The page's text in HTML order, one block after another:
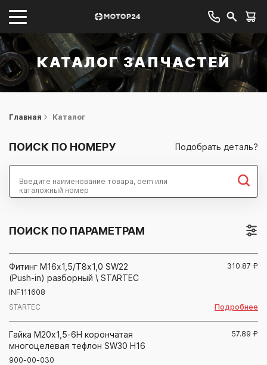
КАТАЛОГ ЗАПЧАСТЕЙ
Главная Каталог
ПОИСК ПО НОМЕРУ Подобрать деталь?
ПОИСК ПО ПАРАМЕТРАМ
Фитинг М16x1,5/Т8x1,0 SW22
(Push-in) разборный \ STARTEC
INF111608
STARTEC
310.87 ₽
Подробнее
Гайка М20х1,5-6Н корончатая
многоцелевая тефлон SW30 H16
900-00-030
57.89 ₽